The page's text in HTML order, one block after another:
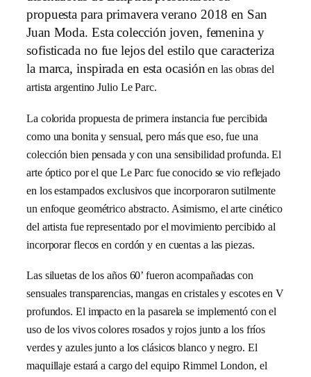
propuesta para primavera verano 2018 en San
Juan Moda. Esta colección joven, femenina y
sofisticada no fue lejos del estilo que caracteriza
la marca, inspirada en esta ocasión en las obras del
artista argentino Julio Le Parc.
La colorida propuesta de primera instancia fue percibida
como una bonita y sensual, pero más que eso, fue una
colección bien pensada y con una sensibilidad profunda. El
arte óptico por el que Le Parc fue conocido se vio reflejado
en los estampados exclusivos que incorporaron sutilmente
un enfoque geométrico abstracto. Asimismo, el arte cinético
del artista fue representado por el movimiento percibido al
incorporar flecos en cordón y en cuentas a las piezas.
Las siluetas de los años 60’ fueron acompañadas con
sensuales transparencias, mangas en cristales y escotes en V
profundos. El impacto en la pasarela se implementó con el
uso de los vivos colores rosados y rojos junto a los fríos
verdes y azules junto a los clásicos blanco y negro. El
maquillaje estará a cargo del equipo Rimmel London, el